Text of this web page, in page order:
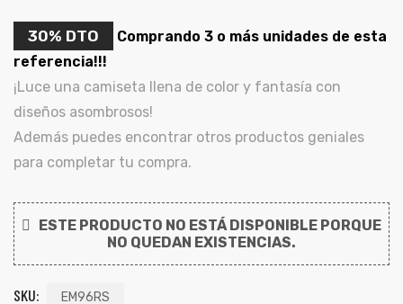
CONTÁCTENOS
SIGUENOS EN REDES
Entérate de ofertas exclusivas, nuevos productos, sorteos
y más.
30% DTO
Comprando 3 o más unidades de esta
referencia!!!
¡Luce una camiseta llena de color y fantasía con
diseños asombrosos!
Además puedes encontrar otros productos geniales
para completar tu compra.
ESTE PRODUCTO NO ESTÁ DISPONIBLE PORQUE
NO QUEDAN EXISTENCIAS.
SKU: EM96RS
|
tu